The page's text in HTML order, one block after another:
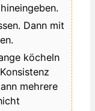
Dann mit
köcheln
mehrere